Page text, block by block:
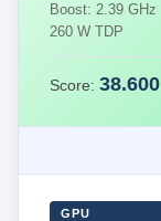
Boost: 2.39 GHz
260 W TDP
Score: 38.600
GPU